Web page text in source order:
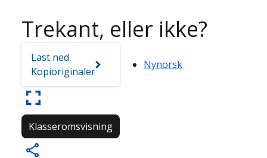
Trekant, eller ikke?
Last ned
Kopioriginaler
Nynorsk
Klasseromsvisning